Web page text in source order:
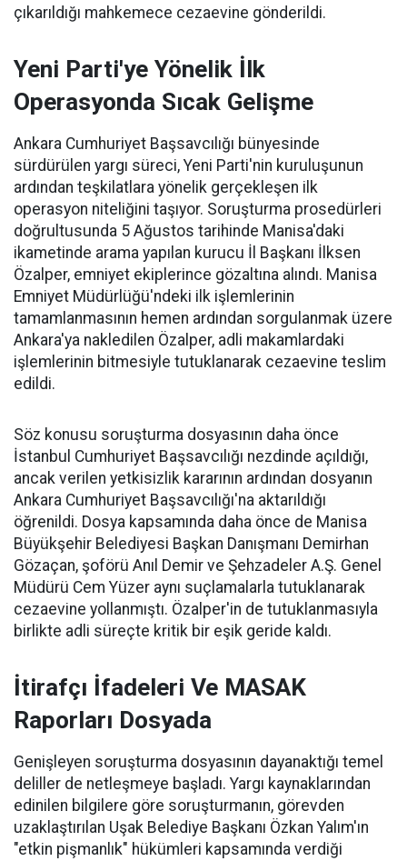
çıkarıldığı mahkemece cezaevine gönderildi.
Yeni Parti'ye Yönelik İlk
Operasyonda Sıcak Gelişme
Ankara Cumhuriyet Başsavcılığı bünyesinde
sürdürülen yargı süreci, Yeni Parti'nin kuruluşunun
ardından teşkilatlara yönelik gerçekleşen ilk
operasyon niteliğini taşıyor. Soruşturma prosedürleri
doğrultusunda 5 Ağustos tarihinde Manisa'daki
ikametinde arama yapılan kurucu İl Başkanı İlksen
Özalper, emniyet ekiplerince gözaltına alındı. Manisa
Emniyet Müdürlüğü'ndeki ilk işlemlerinin
tamamlanmasının hemen ardından sorgulanmak üzere
Ankara'ya nakledilen Özalper, adli makamlardaki
işlemlerinin bitmesiyle tutuklanarak cezaevine teslim
edildi.
Söz konusu soruşturma dosyasının daha önce
İstanbul Cumhuriyet Başsavcılığı nezdinde açıldığı,
ancak verilen yetkisizlik kararının ardından dosyanın
Ankara Cumhuriyet Başsavcılığı'na aktarıldığı
öğrenildi. Dosya kapsamında daha önce de Manisa
Büyükşehir Belediyesi Başkan Danışmanı Demirhan
Gözaçan, şoförü Anıl Demir ve Şehzadeler A.Ş. Genel
Müdürü Cem Yüzer aynı suçlamalarla tutuklanarak
cezaevine yollanmıştı. Özalper'in de tutuklanmasıyla
birlikte adli süreçte kritik bir eşik geride kaldı.
İtirafçı İfadeleri Ve MASAK
Raporları Dosyada
Genişleyen soruşturma dosyasının dayanaktığı temel
deliller de netleşmeye başladı. Yargı kaynaklarından
edinilen bilgilere göre soruşturmanın, görevden
uzaklaştırılan Uşak Belediye Başkanı Özkan Yalım'ın
"etkin pişmanlık" hükümleri kapsamında verdiği